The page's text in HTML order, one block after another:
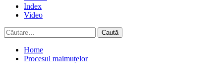
Index
Video
Caută
după:
Home
Procesul maimuțelor